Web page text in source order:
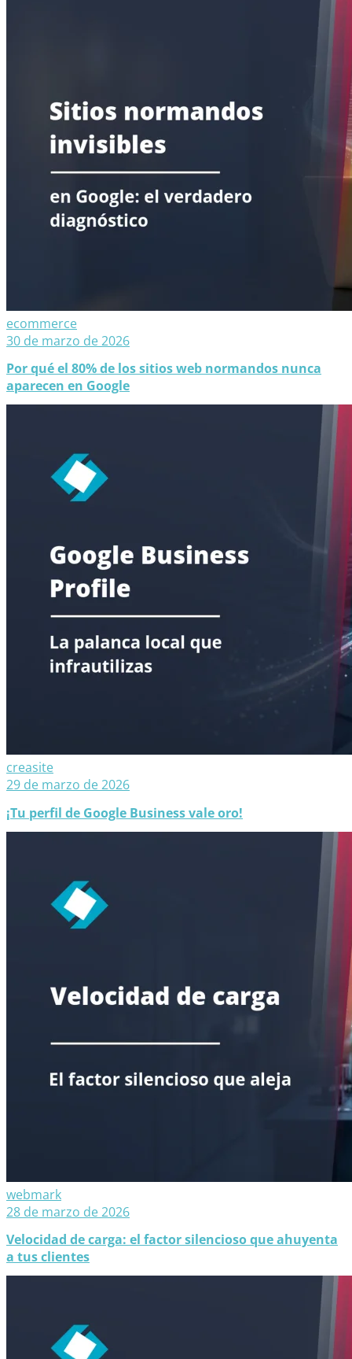
ecommerce
30 de marzo de 2026
Por qué el 80% de los sitios web normandos nunca
aparecen en Google
creasite
29 de marzo de 2026
¡Tu perfil de Google Business vale oro!
webmark
28 de marzo de 2026
Velocidad de carga: el factor silencioso que ahuyenta
a tus clientes